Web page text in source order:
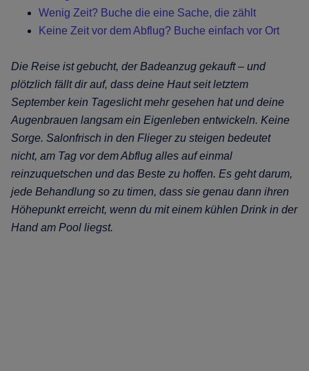
Wenig Zeit? Buche die eine Sache, die zählt
Keine Zeit vor dem Abflug? Buche einfach vor Ort
Die Reise ist gebucht, der Badeanzug gekauft – und
plötzlich fällt dir auf, dass deine Haut seit letztem
September kein Tageslicht mehr gesehen hat und deine
Augenbrauen langsam ein Eigenleben entwickeln. Keine
Sorge. Salonfrisch in den Flieger zu steigen bedeutet
nicht, am Tag vor dem Abflug alles auf einmal
reinzuquetschen und das Beste zu hoffen. Es geht darum,
jede Behandlung so zu timen, dass sie genau dann ihren
Höhepunkt erreicht, wenn du mit einem kühlen Drink in der
Hand am Pool liegst.